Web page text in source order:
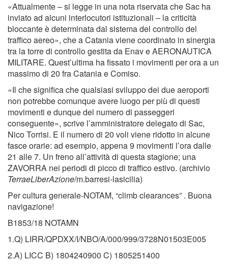
«Attualmente – si legge in una nota riservata che Sac ha
inviato ad alcuni interlocutori istituzionali – la criticità
bloccante è determinata dal sistema del controllo del
traffico aereo», che a Catania viene coordinato in sinergia
tra la torre di controllo gestita da Enav e AERONAUTICA
MILITARE. Quest’ultima ha fissato i movimenti per ora a un
massimo di 20 fra Catania e Comiso.
«Il che significa che qualsiasi sviluppo dei due aeroporti
non potrebbe comunque avere luogo per più di questi
movimenti e dunque del numero di passeggeri
conseguente», scrive l’amministratore delegato di Sac,
Nico Torrisi. E il numero di 20 voli viene ridotto in alcune
fasce orarie: ad esempio, appena 9 movimenti l’ora dalle
21 alle 7. Un freno all’attività di questa stagione; una
ZAVORRA nei periodi di picco di traffico estivo. (archivio
TerraeLiberAzione/m.barresi-lasicilia)
Per cultura generale-NOTAM, “climb clearances” . Buona
navigazione!
B1853/18 NOTAMN
1.Q) LIRR/QPDXX/I/NBO/A/000/999/3728N01503E005
2.A) LICC B) 1804240900 C) 1805251400